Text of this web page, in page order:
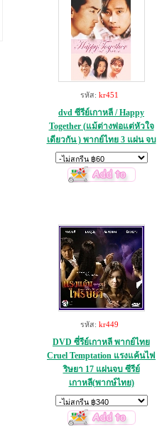
รหัส: kr451
dvd ซีรีย์เกาหลี / Happy
Together (แม้ต่างพ่อแต่หัวใจ
เดียวกัน ) พากย์ไทย 3 แผ่น จบ
รหัส: kr449
DVD ซี่รีย์เกาหลี พากย์ไทย
Cruel Temptation แรงแค้นไฟ
ริษยา 17 แผ่นจบ ซีรีย์
เกาหลี(พากษ์ไทย)